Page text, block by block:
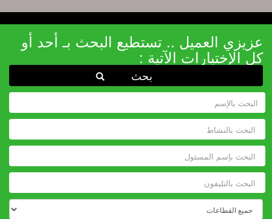
عزيزي العميل .. تستطيع البحث بـ أحد أو
كل الإختيارات الآتية :